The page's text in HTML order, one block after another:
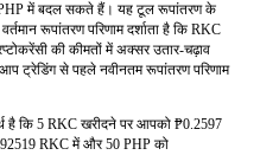
में बदल सकते हैं। यह टूल रूपांतरण के
रूपांतरण परिणाम दर्शाता है कि RKC
की कीमतों में अक्सर उतार-चढ़ाव
ट्रेडिंग से पहले नवीनतम रूपांतरण परिणाम
है कि 5 RKC खरीदने पर आपको ₱0.2597
RKC में और 50 PHP को